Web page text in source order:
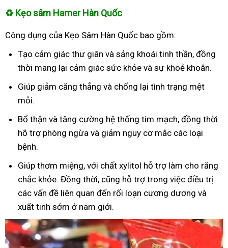
♻ Kẹo sâm Hamer Hàn Quốc
Công dụng của Kẹo Sâm Hàn Quốc bao gồm:
Tạo cảm giác thư giãn và sảng khoái tinh thần, đồng
thời mang lại cảm giác sức khỏe và sự khoẻ khoắn.
Giúp giảm căng thẳng và chống lại tình trạng mệt
mỏi.
Bổ thận và tăng cường hệ thống tim mạch, đồng thời
hỗ trợ phòng ngừa và giảm nguy cơ mắc các loại
bệnh.
Giúp thơm miệng, với chất xylitol hỗ trợ làm cho răng
chắc khỏe. Đồng thời, cũng hỗ trợ trong việc điều trị
các vấn đề liên quan đến rối loạn cương dương và
xuất tinh sớm ở nam giới.